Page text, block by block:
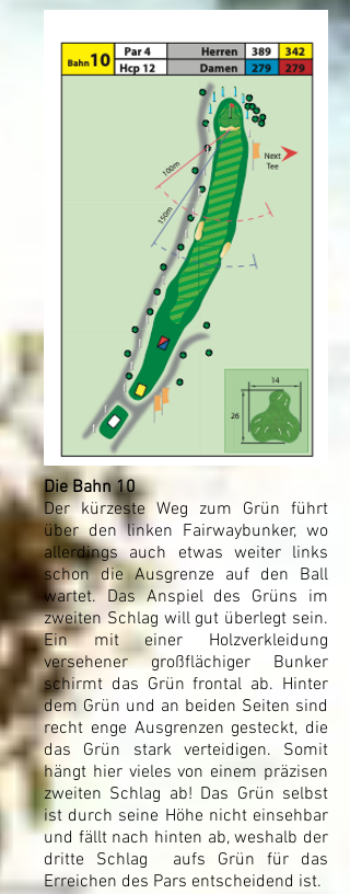
Die Bahn 10
Der kürzeste Weg zum Grün führt
über den linken Fairwaybunker, wo
allerdings auch etwas weiter links
schon die Ausgrenze auf den Ball
wartet. Das Anspiel des Grüns im
zweiten Schlag will gut überlegt sein.
Ein mit einer Holzverkleidung
versehener großflächiger Bunker
schirmt das Grün frontal ab. Hinter
dem Grün und an beiden Seiten sind
recht enge Ausgrenzen gesteckt, die
das Grün stark verteidigen. Somit
hängt hier vieles von einem präzisen
zweiten Schlag ab! Das Grün selbst
ist durch seine Höhe nicht einsehbar
und fällt nach hinten ab, weshalb der
dritte Schlag aufs Grün für das
Erreichen des Pars entscheidend ist.